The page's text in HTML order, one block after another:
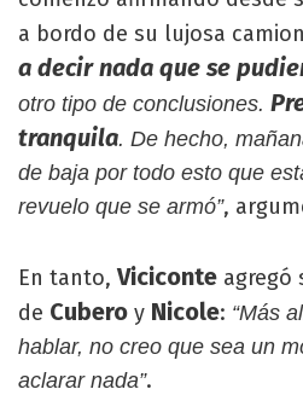
a bordo de su lujosa
a decir nada que se
otro tipo de conclusiones.
tranquila. De hecho,
de baja por todo esto que
revuelo que se armó”,
En tanto,Viciconte agregó
de Cubero y Nicole: “Más
hablar, no creo que sea un
aclarar nada”.